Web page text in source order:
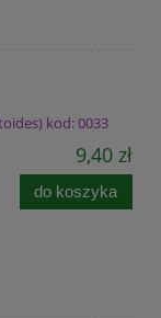
kod: 0033
9,40 zł
do koszyka